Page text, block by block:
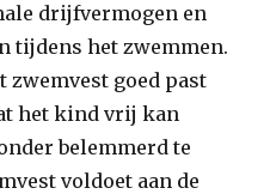
drijfvermogen en
tijdens het zwemmen.
zwemvest goed past
het kind vrij kan
belemmerd te
voldoet aan de